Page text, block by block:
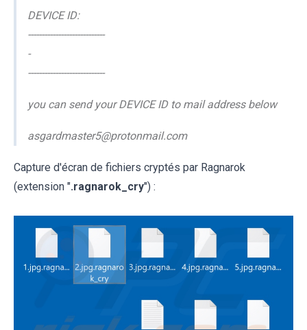
DEVICE ID:
----------------------------
-
----------------------------
you can send your DEVICE ID to mail address below
asgardmaster5@protonmail.com
Capture d'écran de fichiers cryptés par Ragnarok
(extension ".ragnarok_cry") :